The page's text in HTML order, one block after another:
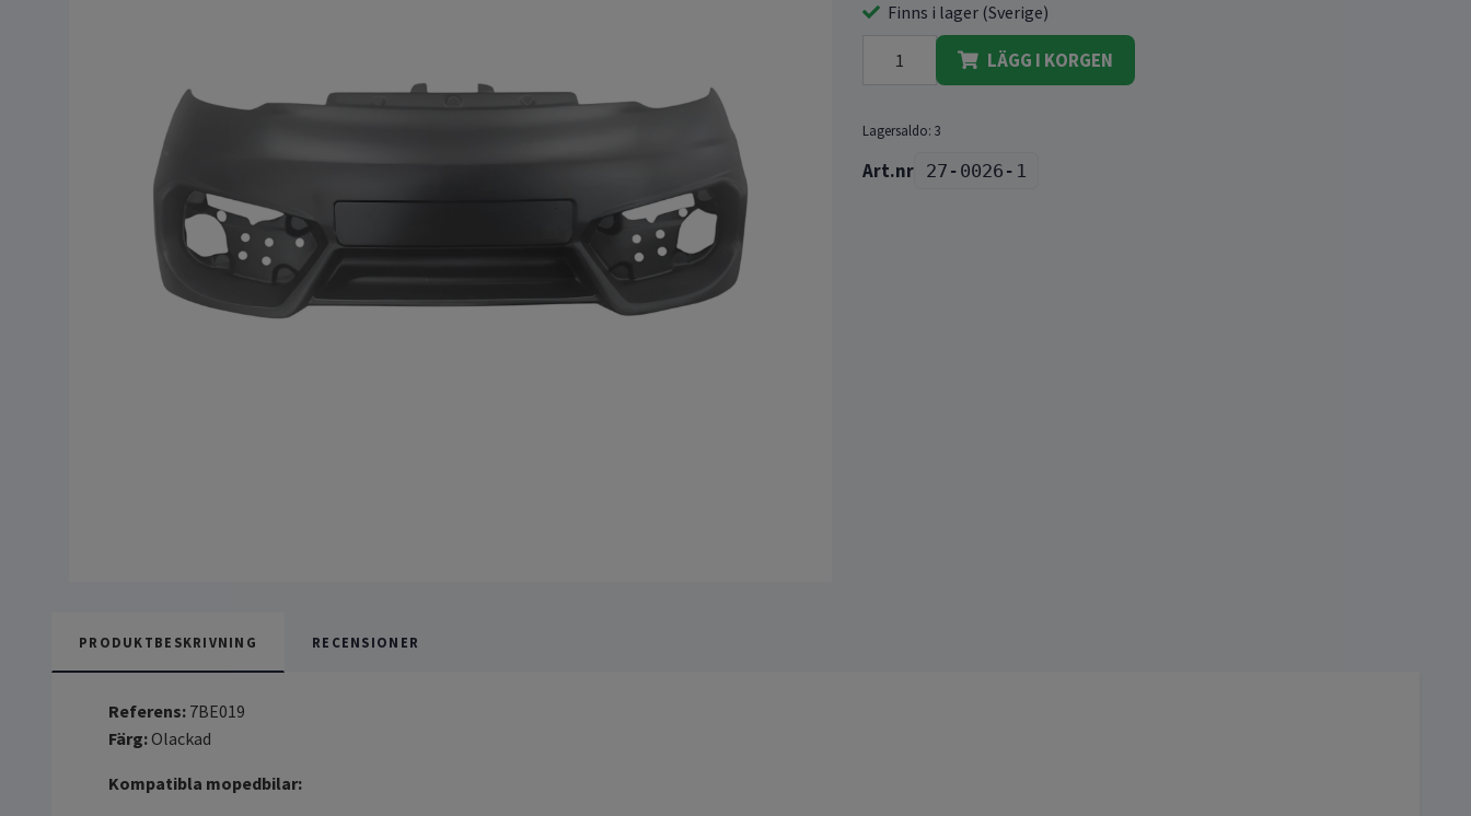
Finns i lager (Sverige)
LÄGG I KORGEN
Lagersaldo: 3
27-0026-1
PRODUKTBESKRIVNING RECENSIONER
Referens: 7BE019
Färg:Olackad
Kompatibla mopedbilar: